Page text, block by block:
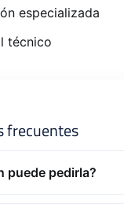
especializada
técnico
frecuentes
puede pedirla?